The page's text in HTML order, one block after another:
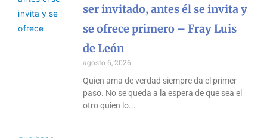
ser invitado, antes él se invita y
se ofrece primero – Fray Luis
de León
agosto 6, 2026
Quien ama de verdad siempre da el primer
paso. No se queda a la espera de que sea el
otro quien lo